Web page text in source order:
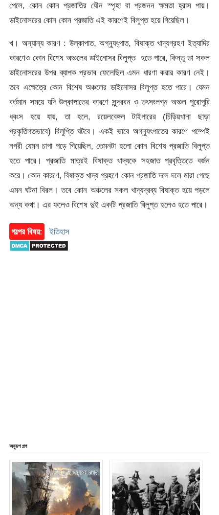
পেলে, কোন কোন প্রজাতির যৌন স্পৃহা বা প্রজনন ক্ষমতা হ্রাস পায়।
ডাইনোসরের কোন কোন প্রজাতি এই কারণেই বিলুপ্ত হয়ে গিয়েছিল।
খ। অন্যান্য কারণ : উল্কাপাত, অগ্ন্যুৎ্পাত, বিষাক্ত খাদ্যগ্রহণ ইত্যাদির
কারণেও কোন বিশেষ অঞ্চলের ডাইনোসর বিলুপ্ত হতে পারে, কিন্তু তা সকল
ডাইনোসরের উপর ব্যাপক প্রভাব ফেলেছিল এমন ধারণা করার কারণ নেই।
তবে এক্ষেত্রে কোন বিশেষ অঞ্চলের ডাইনোসর বিলুপ্ত হতে পারে। যেমন
বর্তমান সময়ে যদি উল্কাপাতের কারণে সুন্দরবন ও তৎসংলগ্ন অঞ্চল পুরোপুরি
ধ্বংস হয়ে যায়, তা হলে, রয়েলবেঙ্গল টাইগারের (চিড়িয়খানা ছাড়া
প্রকৃতিগতভাবে) বিলুপ্তি ঘটবে। একই ভাবে অগ্ন্যুৎপাতের কারণে পম্পেই
নগরী যেমন চাপা পড়ে গিয়েছিল, তেমনটা হলো কোন বিশেষ প্রজাতি বিলুপ্ত
হতে পারে। প্রজাতি মাত্রই বিষাক্ত খাদ্যকে সহজাত প্রবৃত্তিতে বর্জন
করে। কোন কারণে, বিষাক্ত খাদ্য গ্রহণে কোন প্রজাতি দলে দলে মারা গেছে
এমন ঘটনা বিরল। তবে কোন অঞ্চলের সকল খাদ্যদ্রব্য বিষাক্ত হয়ে পড়লে
অন্য কথা। এর ফলেও বিশেষ দুই একটি প্রজাতি বিলুপ্ত হলেও হতে পারে।
গল্পের বিষয়: ইতিহাস
অনুরূপ গল্প